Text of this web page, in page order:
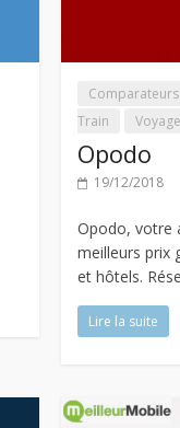
Comparateurs
Train
Voyage
Opodo
19/12/2018
Opodo, votre
meilleurs prix
et hôtels.
Lire la suite